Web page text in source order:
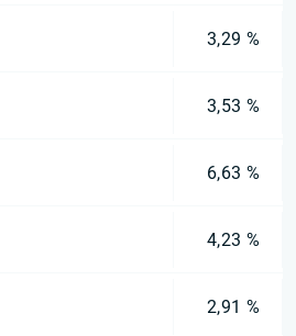
3,29 %
3,53 %
6,63 %
4,23 %
2,91 %